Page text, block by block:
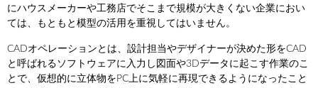
にハウスメーカーや工務店でそこまで規模が大きくない企業におい
ては、もともと模型の活用を重視してはいません。
CADオペレーションとは、設計担当やデザイナーが決めた形をCAD
と呼ばれるソフトウェアに入力し図面や3Dデータに起こす作業のこ
とで、仮想的に立体物をPC上に気軽に再現できるようになったこと